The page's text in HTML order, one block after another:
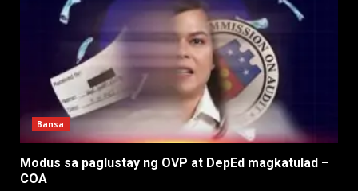
Bansa
Modus sa paglustay ng OVP at DepEd magkatulad –
COA